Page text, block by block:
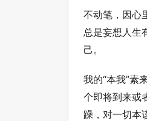
不动笔，因心
总是妄想人生
己。
我的“本我”素
个即将到来或
躁，对一切本